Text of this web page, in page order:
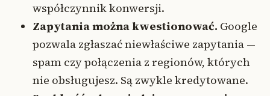
współczynnik konwersji.
Zapytania można kwestionować. Google
pozwala zgłaszać niewłaściwe zapytania —
spam czy połączenia z regionów, których
nie obsługujesz. Są zwykle kredytowane.